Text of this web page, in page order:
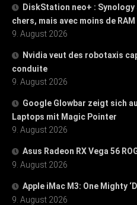
DiskStation neo+ : Synology
chers, mais avec moins de
9. August 2026
Nvidia veut des robotaxis
conduite
9. August 2026
Google Glowbar zeigt sich
Laptops mit Magic Pointer
9. August 2026
Asus Radeon RX Vega 56
9. August 2026
Apple iMac M3: One Mighty
9. August 2026